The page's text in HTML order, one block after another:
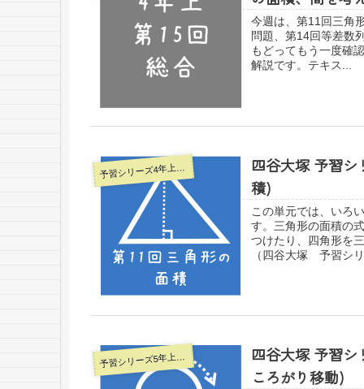
今週は、第11回三角
問題、第14回等差数
もどってもう一度確
解説です。テキス...
予
四谷大塚 予習
積)
この単元では、いろ
す。三角形の面積の
つけたり、四角形を
（四谷大塚 予習シ
予
四谷大塚 予習
ころがり移動)